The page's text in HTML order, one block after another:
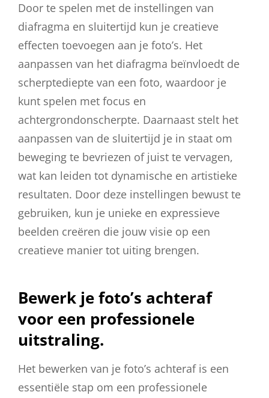
Door te spelen met de instellingen van
diafragma en sluitertijd kun je creatieve
effecten toevoegen aan je foto’s. Het
aanpassen van het diafragma beïnvloedt de
scherptediepte van een foto, waardoor je
kunt spelen met focus en
achtergrondonscherpte. Daarnaast stelt het
aanpassen van de sluitertijd je in staat om
beweging te bevriezen of juist te vervagen,
wat kan leiden tot dynamische en artistieke
resultaten. Door deze instellingen bewust te
gebruiken, kun je unieke en expressieve
beelden creëren die jouw visie op een
creatieve manier tot uiting brengen.
Bewerk je foto’s achteraf
voor een professionele
uitstraling.
Het bewerken van je foto’s achteraf is een
essentiële stap om een professionele